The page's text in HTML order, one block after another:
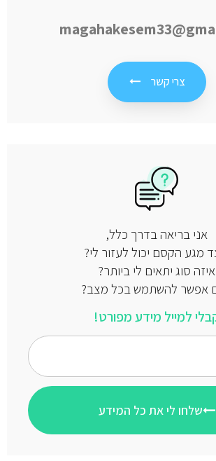
צרי קשר
אני בריאה בדרך כלל,
מגע הקסם יכול לעזור לי?
איזה סוג יתאים לי ביותר?
אפשר להשתמש בכל מצב?
למייל מידע מפורט!
שלחו לי את כל המידע